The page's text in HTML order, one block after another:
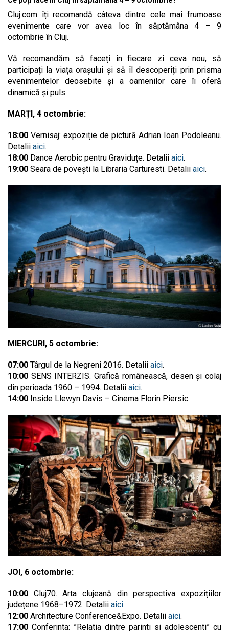
Cluj.com îți recomandă câteva dintre cele mai frumoase
evenimente care vor avea loc în săptămâna 4 – 9
octombrie în Cluj.
Vă recomandăm să faceți în fiecare zi ceva nou, să
participați la viața orașului și să îl descoperiți prin prisma
evenimentelor deosebite și a oamenilor care îi oferă
dinamică și puls.
MARȚI, 4 octombrie:
18:00 Vernisaj: expoziție de pictură Adrian Ioan Podoleanu.
Detalii aici.
18:00 Dance Aerobic pentru Graviduțe. Detalii aici.
19:00 Seara de poveşti la Libraria Carturesti. Detalii aici.
MIERCURI, 5 octombrie:
07:00 Târgul de la Negreni 2016. Detalii aici.
10:00 SENS INTERZIS. Grafică românească, desen şi colaj
din perioada 1960 – 1994. Detalii aici.
14:00 Inside Llewyn Davis – Cinema Florin Piersic.
JOI, 6 octombrie:
10:00 Cluj70. Arta clujeană din perspectiva expozițiilor
județene 1968–1972. Detalii aici.
12:00 Architecture Conference&Expo. Detalii aici.
17:00 Conferinta: ”Relatia dintre parinti si adolescenti” cu